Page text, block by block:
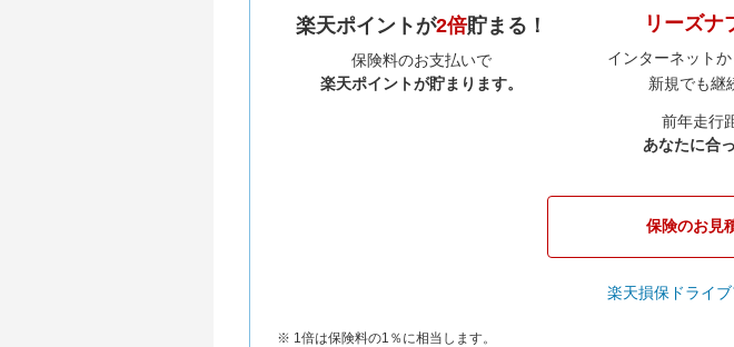
楽天ポイントが2倍貯まる！
保険料のお支払いで
楽天ポイントが貯まります。
リーズナ
インターネットか
新規でも継
前年走行
あなたに合
保険のお見
楽天損保ドライ
※ 1倍は保険料の1％に相当します。